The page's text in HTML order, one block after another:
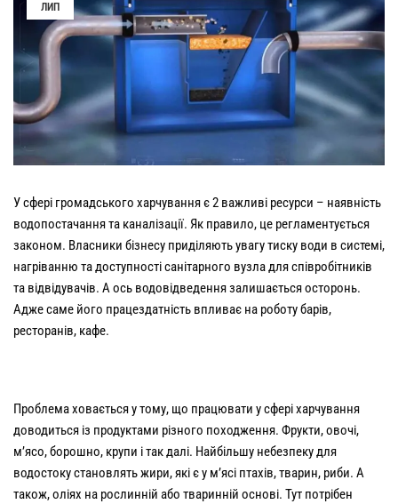
ЛИП
У сфері громадського харчування є 2 важливі ресурси – наявність
водопостачання та каналізації. Як правило, це регламентується
законом. Власники бізнесу приділяють увагу тиску води в системі,
нагріванню та доступності санітарного вузла для співробітників
та відвідувачів. А ось водовідведення залишається осторонь.
Адже саме його працездатність впливає на роботу барів,
ресторанів, кафе.
Проблема ховається у тому, що працювати у сфері харчування
доводиться із продуктами різного походження. Фрукти, овочі,
м’ясо, борошно, крупи і так далі. Найбільшу небезпеку для
водостоку становлять жири, які є у м’ясі птахів, тварин, риби. А
також, оліях на рослинній або тваринній основі. Тут потрібен